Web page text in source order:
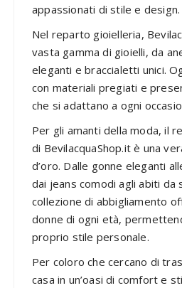
appassionati di stile e design.
Nel reparto gioielleria,
vasta gamma di gioielli, da
eleganti e braccialetti unici.
con materiali pregiati e
che si adattano a ogni
Per gli amanti della moda, il
di BevilacquaShop.it è una
d’oro. Dalle gonne eleganti
dai jeans comodi agli abiti da
collezione di abbigliamento
donne di ogni età,
proprio stile personale.
Per coloro che cercano di
casa in un’oasi di comfort e